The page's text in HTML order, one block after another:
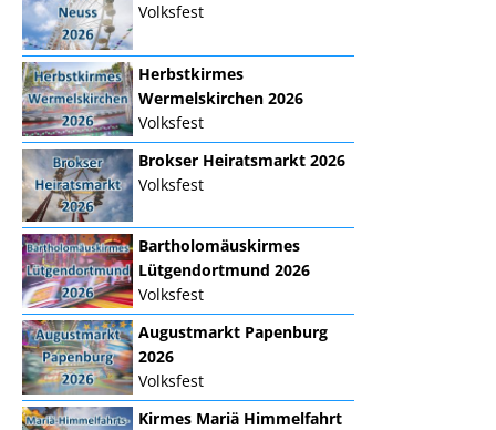
Volksfest
Herbstkirmes
Wermelskirchen 2026
Volksfest
Brokser Heiratsmarkt 2026
Volksfest
Bartholomäuskirmes
Lütgendortmund 2026
Volksfest
Augustmarkt Papenburg
2026
Volksfest
Kirmes Mariä Himmelfahrt